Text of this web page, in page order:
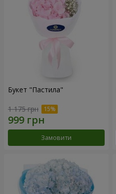
Букет "Пастила"
1 175 грн
Замовити